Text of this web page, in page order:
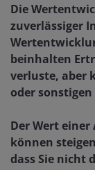
Die
zuverlässiger
beinhalten
verluste, aber
oder sonstigen
Der Wert
können
dass Sie nicht